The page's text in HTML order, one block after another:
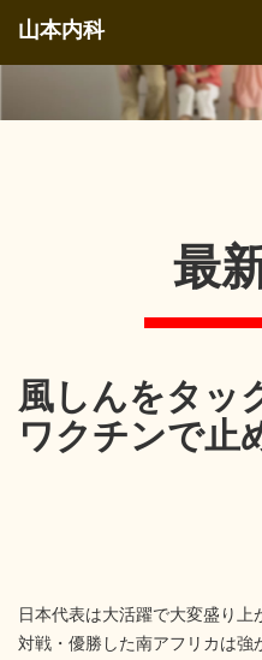
山本内科
最
風しんをタッ
ワクチンで止
日本代表は大活躍で大変盛り上
対戦・優勝した南アフリカは強